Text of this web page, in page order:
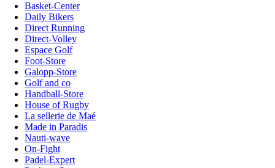
Basket-Center
Daily Bikers
Direct Running
Direct-Volley
Espace Golf
Foot-Store
Galopp-Store
Golf and co
Handball-Store
House of Rugby
La sellerie de Maé
Made in Paradis
Nauti-wave
On-Fight
Padel-Expert